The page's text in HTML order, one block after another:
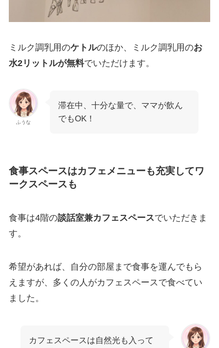
ミルク調乳用のケトルのほか、ミルク調乳用のお
水2リットルが無料でいただけます。
ふうな
滞在中、十分な量で、ママが飲ん
でもOK！
食事スペースはカフェメニューも充実してワ
ークスペースも
食事は4階の談話室兼カフェスペースでいただきま
す。
希望があれば、自分の部屋まで食事を運んでもら
えますが、多くの人がカフェスペースで食べてい
ました。
カフェスペースは自然光も入って